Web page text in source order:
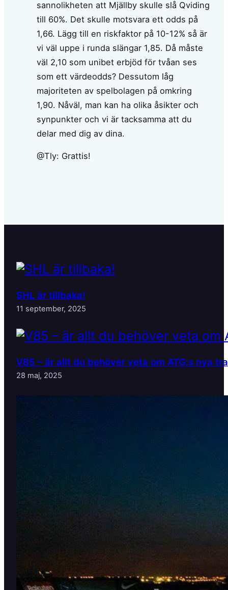
sannolikheten att Mjällby skulle slå Qviding
till 60%. Det skulle motsvara ett odds på
1,66. Lägg till en riskfaktor på 10-12% så är
vi väl uppe i runda slängar 1,85. Då måste
väl 2,10 som unibet erbjöd för tvåan ses
som ett värdeodds? Dessutom låg
majoriteten av spelbolagen på omkring
1,90. Nåväl, man kan ha olika åsikter och
synpunkter och vi är tacksamma att du
delar med dig av dina.
@Tly: Grattis!
SHL är tillbaka!
11 september, 2025
V85 – är allt du behöver veta om ATG:s nya
28 maj, 2025